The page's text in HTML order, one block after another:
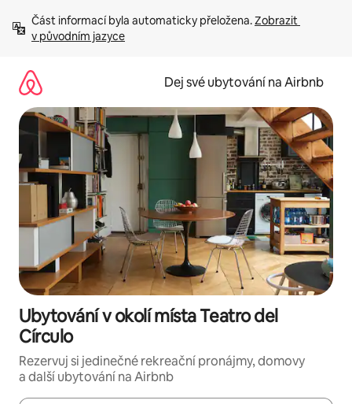
obsah
Část informací byla automaticky přeložena. Zobrazit
v původním jazyce
Dej své ubytování na Airbnb
Ubytování v okolí místa Teatro del
Círculo
Rezervuj si jedinečné rekreační pronájmy, domovy
a další ubytování na Airbnb